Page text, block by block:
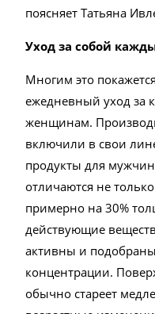
поясняет Татьяна
Уход за собой
Многим это
ежедневный уход за
женщинам.
включили в свои
продукты для
отличаются не
примерно на 30%
действующие
активны и
концентрации.
обычно стареет